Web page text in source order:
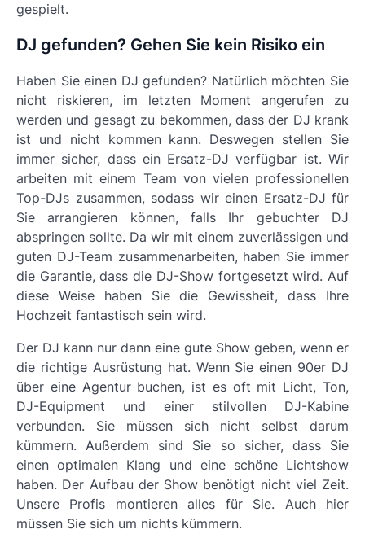
gespielt.
DJ gefunden? Gehen Sie kein Risiko ein
Haben Sie einen DJ gefunden? Natürlich möchten Sie
nicht riskieren, im letzten Moment angerufen zu
werden und gesagt zu bekommen, dass der DJ krank
ist und nicht kommen kann. Deswegen stellen Sie
immer sicher, dass ein Ersatz-DJ verfügbar ist. Wir
arbeiten mit einem Team von vielen professionellen
Top-DJs zusammen, sodass wir einen Ersatz-DJ für
Sie arrangieren können, falls Ihr gebuchter DJ
abspringen sollte. Da wir mit einem zuverlässigen und
guten DJ-Team zusammenarbeiten, haben Sie immer
die Garantie, dass die DJ-Show fortgesetzt wird. Auf
diese Weise haben Sie die Gewissheit, dass Ihre
Hochzeit fantastisch sein wird.
Der DJ kann nur dann eine gute Show geben, wenn er
die richtige Ausrüstung hat. Wenn Sie einen 90er DJ
über eine Agentur buchen, ist es oft mit Licht, Ton,
DJ-Equipment und einer stilvollen DJ-Kabine
verbunden. Sie müssen sich nicht selbst darum
kümmern. Außerdem sind Sie so sicher, dass Sie
einen optimalen Klang und eine schöne Lichtshow
haben. Der Aufbau der Show benötigt nicht viel Zeit.
Unsere Profis montieren alles für Sie. Auch hier
müssen Sie sich um nichts kümmern.